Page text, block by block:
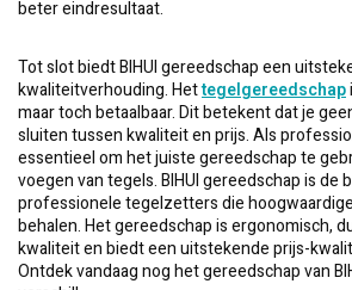
beter eindresultaat.
Tot slot biedt BIHUI gereedschap een
kwaliteitverhouding. Hettegelgereedschap
maar toch betaalbaar. Dit betekent dat je
sluiten tussen kwaliteit en prijs. Als
essentieel om het juiste gereedschap te
voegen van tegels. BIHUI gereedschap is de
professionele tegelzetters die
behalen. Het gereedschap is ergonomisch,
kwaliteit en biedt een uitstekende prijs-
Ontdek vandaag nog het gereedschap van